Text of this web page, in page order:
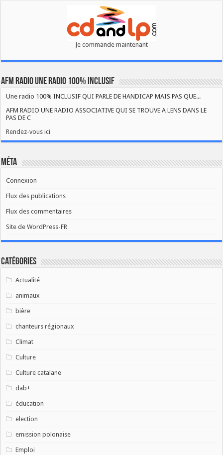
Je commande maintenant
AFM RADIO UNE RADIO 100% INCLUSIF
Une radio 100% INCLUSIF QUI PARLE DE HANDICAP MAIS PAS QUE...
AFM RADIO UNE RADIO ASSOCIATIVE QUI SE TROUVE A LENS DANS LE
PAS DE C
Rendez-vous ici
Méta
Connexion
Flux des publications
Flux des commentaires
Site de WordPress-FR
Catégories
Actualité
animaux
bière
chanteurs régionaux
Climat
Culture
Culture catalane
dab+
éducation
election
emission polonaise
Emploi